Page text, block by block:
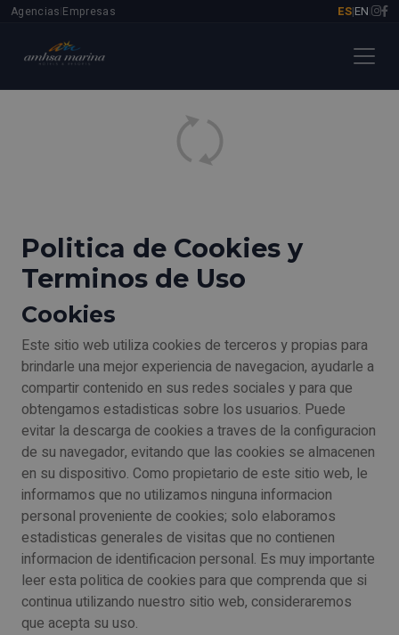
Agencias Empresas ES|EN
Politica de Cookies y
Terminos de Uso
Cookies
Este sitio web utiliza cookies de terceros y propias para
brindarle una mejor experiencia de navegacion, ayudarle a
compartir contenido en sus redes sociales y para que
obtengamos estadisticas sobre los usuarios. Puede
evitar la descarga de cookies a traves de la configuracion
de su navegador, evitando que las cookies se almacenen
en su dispositivo. Como propietario de este sitio web, le
informamos que no utilizamos ninguna informacion
personal proveniente de cookies; solo elaboramos
estadisticas generales de visitas que no contienen
informacion de identificacion personal. Es muy importante
leer esta politica de cookies para que comprenda que si
continua utilizando nuestro sitio web, consideraremos
que acepta su uso.